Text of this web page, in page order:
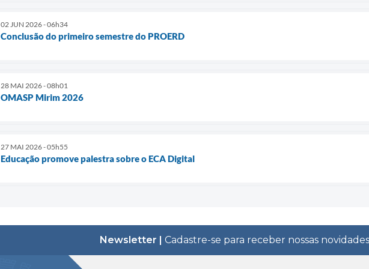
02 JUN 2026 - 06h34
Conclusão do primeiro semestre do PROERD
28 MAI 2026 - 08h01
OMASP Mirim 2026
27 MAI 2026 - 05h55
Educação promove palestra sobre o ECA Digital
Newsletter | Cadastre-se para receber nossas novidades